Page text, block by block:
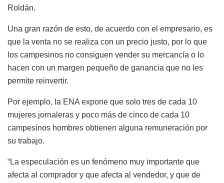
Roldán.
Una gran razón de esto, de acuerdo con el empresario, es
que la venta no se realiza con un precio justo, por lo que
los campesinos no consiguen vender su mercancía o lo
hacen con un margen pequeño de ganancia que no les
permite reinvertir.
Por ejemplo, la ENA expone que solo tres de cada 10
mujeres jornaleras y poco más de cinco de cada 10
campesinos hombres obtienen alguna remuneración por
su trabajo.
“La especulación es un fenómeno muy importante que
afecta al comprador y que afecta al vendedor, y que de